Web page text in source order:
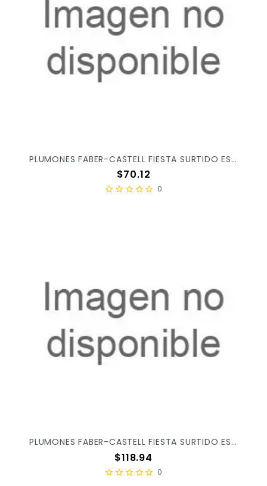
PLUMONES FABER-CASTELL FIESTA SURTIDO ESTUCHE C/12PZ 555316
Precio
$70.12
0
PLUMONES FABER-CASTELL FIESTA SURTIDO ESTUCHE C/24PZ 555317
Precio
$118.94
0